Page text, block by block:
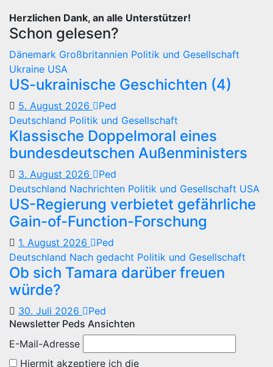
Herzlichen Dank, an alle Unterstützer!
Schon gelesen?
Dänemark Großbritannien Politik und Gesellschaft
Ukraine USA
US-ukrainische Geschichten (4)
5. August 2026
Ped
Deutschland Politik und Gesellschaft
Klassische Doppelmoral eines
bundesdeutschen Außenministers
3. August 2026
Ped
Deutschland Nachrichten Politik und Gesellschaft USA
US-Regierung verbietet gefährliche
Gain-of-Function-Forschung
1. August 2026
Ped
Deutschland Nach gedacht Politik und Gesellschaft
Ob sich Tamara darüber freuen
würde?
30. Juli 2026
Ped
Newsletter Peds Ansichten
E-Mail-Adresse
Hiermit akzeptiere ich die